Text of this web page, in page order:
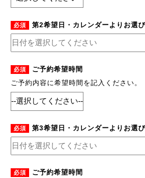
必須 第2希望日・カレンダーよりお選
必須
ご予約希望時間
ご予約内容に希望時間を記入ください。
必須 第3希望日・カレンダーよりお選
必須
ご予約希望時間